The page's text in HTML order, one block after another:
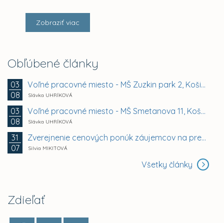
Zobraziť viac
Obľúbené články
03
08
Voľné pracovné miesto - MŠ Zuzkin park 2, Košice -...
Slávka UHRÍKOVÁ
03
08
Voľné pracovné miesto - MŠ Smetanova 11, Košice -...
Slávka UHRÍKOVÁ
31
07
Zverejnenie cenových ponúk záujemcov na prenájom...
Silvia MIKITOVÁ
Všetky články
Zdieľať